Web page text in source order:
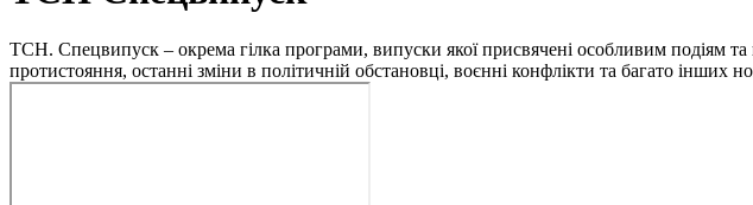
ТСН. Спецвипуск – окрема гілка програми, випуски якої присвячені особливим подіям
протистояння, останні зміни в політичній обстановці, воєнні конфлікти та багато